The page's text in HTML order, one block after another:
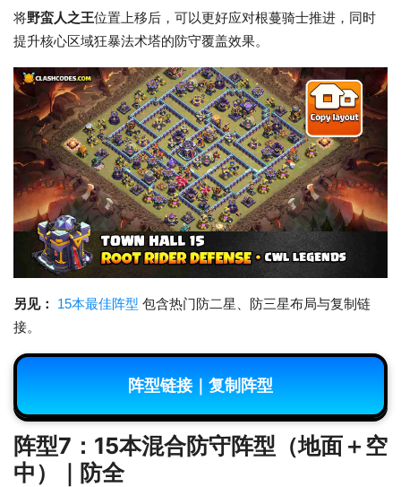
将野蛮人之王位置上移后，可以更好应对根蔓骑士推进，同时
提升核心区域狂暴法术塔的防守覆盖效果。
另见： 15本最佳阵型 包含热门防二星、防三星布局与复制链
接。
阵型链接｜复制阵型
阵型7：15本混合防守阵型（地面＋空
中）｜防全